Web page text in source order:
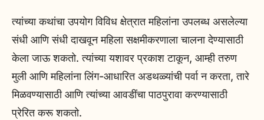
त्यांच्या कथांचा उपयोग विविध क्षेत्रात महिलांना उपलब्ध असलेल्या
संधी आणि संधी दाखवून महिला सक्षमीकरणाला चालना देण्यासाठी
केला जाऊ शकतो. त्यांच्या यशावर प्रकाश टाकून, आम्ही तरुण
मुली आणि महिलांना लिंग-आधारित अडथळ्यांची पर्वा न करता, तारे
मिळवण्यासाठी आणि त्यांच्या आवडींचा पाठपुरावा करण्यासाठी
प्रेरित करू शकतो.